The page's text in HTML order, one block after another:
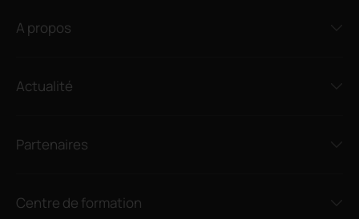
A propos
Actualité
Partenaires
Centre de formation